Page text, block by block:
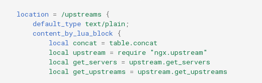
location = /upstreams
{
default_type text/plain ;
content_by_lua_block
{
local
concat = table.concat
local
upstream = require "ngx.upstream"
local
get_servers = upstream.get_servers
local
get_upstreams = upstream.get_upstreams